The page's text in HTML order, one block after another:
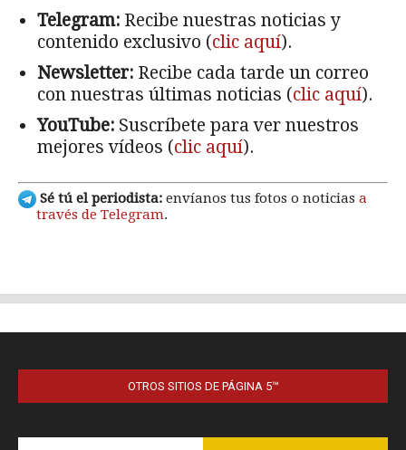
OTROS SITIOS DE PÁGINA 5™